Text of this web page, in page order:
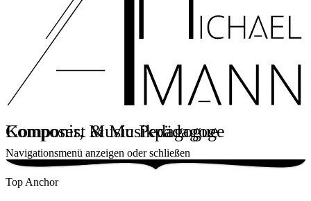
Komponist & Musikpädagoge
Composer, Music Pedagogue
Navigationsmenü anzeigen oder schließen
Top Anchor